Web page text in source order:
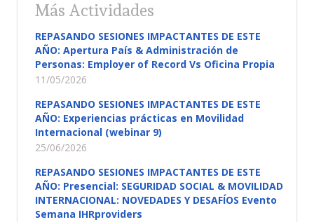
Más Actividades
REPASANDO SESIONES IMPACTANTES DE ESTE
AÑO: Apertura País & Administración de
Personas: Employer of Record Vs Oficina Propia
11/05/2026
REPASANDO SESIONES IMPACTANTES DE ESTE
AÑO: Experiencias prácticas en Movilidad
Internacional (webinar 9)
25/06/2026
REPASANDO SESIONES IMPACTANTES DE ESTE
AÑO: Presencial: SEGURIDAD SOCIAL & MOVILIDAD
INTERNACIONAL: NOVEDADES Y DESAFÍOS Evento
Semana IHRproviders